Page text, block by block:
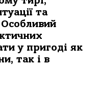
та
у пригоді як
так і в